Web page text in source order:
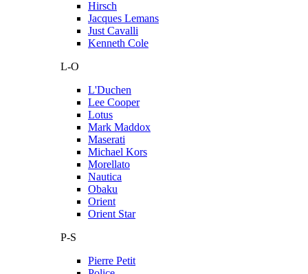
Hirsch
Jacques Lemans
Just Cavalli
Kenneth Cole
L-O
L'Duchen
Lee Cooper
Lotus
Mark Maddox
Maserati
Michael Kors
Morellato
Nautica
Obaku
Orient
Orient Star
P-S
Pierre Petit